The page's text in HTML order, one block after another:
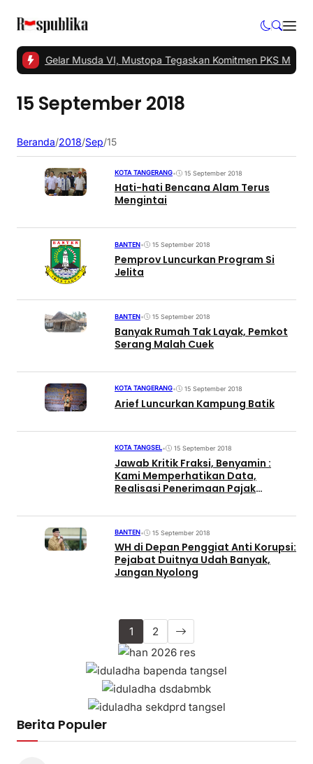
Tangsel Gelar Musda VI, Mustopa Tegaskan Komitmen PKS
15 September 2018
Beranda/2018/Sep/15
KOTA TANGERANG• 15 September 2018
Hati-hati Bencana Alam Terus
Mengintai
BANTEN• 15 September 2018
Pemprov Luncurkan Program Si
Jelita
BANTEN• 15 September 2018
Banyak Rumah Tak Layak, Pemkot
Serang Malah Cuek
KOTA TANGERANG• 15 September 2018
Arief Luncurkan Kampung Batik
KOTA TANGSEL• 15 September 2018
Jawab Kritik Fraksi, Benyamin :
Kami Memperhatikan Data,
Realisasi Penerimaan Pajak
BANTEN• 15 September 2018
WH di Depan Penggiat Anti Korupsi:
Pejabat Duitnya Udah Banyak,
Jangan Nyolong
1 2
Berita Populer